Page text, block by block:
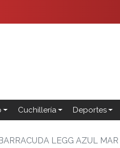
Cuchillería Deportes
LEGG AZUL MAR